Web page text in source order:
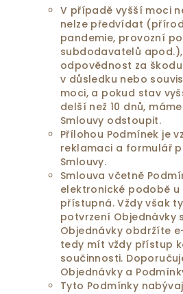
V případě vyšší moci
nelze předvídat
pandemie, provozní
subdodavatelů
odpovědnost za
v důsledku nebo
moci, a pokud stav
delší než 10 dnů,
Smlouvy odstoupit.
Přílohou Podmínek je
reklamaci a formulář
Smlouvy.
Smlouva včetně
elektronické podobě u
přístupná. Vždy však
potvrzení Objednávky
Objednávky obdržíte
tedy mít vždy přístup
součinnosti.
Objednávky a
Tyto Podmínky